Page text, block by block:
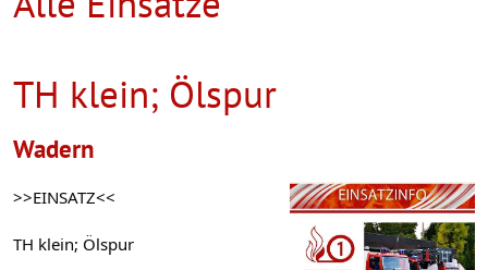
TH klein; Ölspur
Wadern
>>EINSATZ<<
TH klein; Ölspur